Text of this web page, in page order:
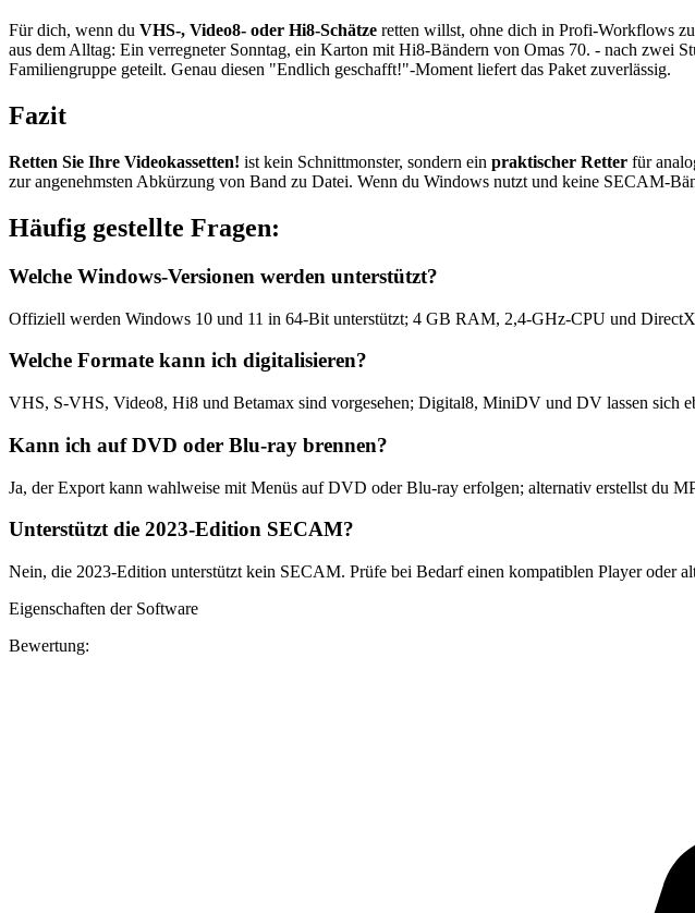
Für dich, wenn du VHS-, Video8- oder Hi8-Schätze retten willst, ohne dich in Profi-Workflows
aus dem Alltag: Ein verregneter Sonntag, ein Karton mit Hi8-Bändern von Omas 70. - nach zwei
Familiengruppe geteilt. Genau diesen "Endlich geschafft!"-Moment liefert das Paket zuverlässig.
Fazit
Retten Sie Ihre Videokassetten! ist kein Schnittmonster, sondern ein praktischer Retter für
zur angenehmsten Abkürzung von Band zu Datei. Wenn du Windows nutzt und keine SECAM-
Häufig gestellte Fragen:
Welche Windows-Versionen werden unterstützt?
Offiziell werden Windows 10 und 11 in 64-Bit unterstützt; 4 GB RAM, 2,4-GHz-CPU und
Welche Formate kann ich digitalisieren?
VHS, S-VHS, Video8, Hi8 und Betamax sind vorgesehen; Digital8, MiniDV und DV lassen sich
Kann ich auf DVD oder Blu-ray brennen?
Ja, der Export kann wahlweise mit Menüs auf DVD oder Blu-ray erfolgen; alternativ erstellst du
Unterstützt die 2023-Edition SECAM?
Nein, die 2023-Edition unterstützt kein SECAM. Prüfe bei Bedarf einen kompatiblen Player oder
Eigenschaften der Software
Bewertung: